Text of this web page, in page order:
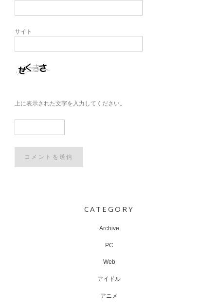
サイト
上に表示された文字を入力してください。
CATEGORY
Archive
PC
Web
アイドル
アニメ